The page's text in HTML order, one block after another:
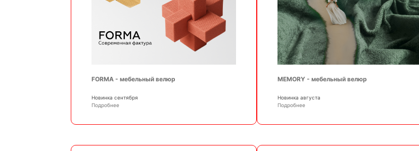
FORMA - мебельный велюр
Новинка сентября
Подробнее
MEMORY - мебельный велюр
Новинка августа
Подробнее